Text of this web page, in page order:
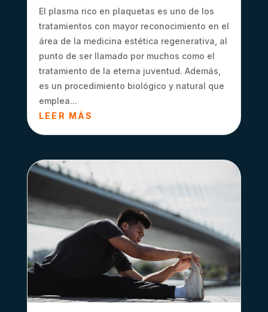
El plasma rico en plaquetas es uno de los
tratamientos con mayor reconocimiento en el
área de la medicina estética regenerativa, al
punto de ser llamado por muchos como el
tratamiento de la eterna juventud. Además,
es un procedimiento biológico y natural que
emplea...
LEER MÁS